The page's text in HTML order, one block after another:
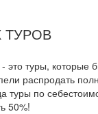
ТУРОВ
это туры, которые
распродать
туры по
50%!